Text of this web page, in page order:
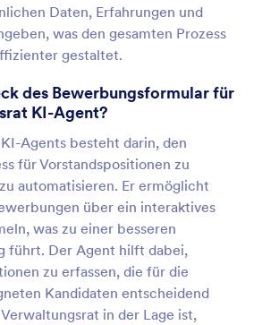
Daten, Erfahrungen und
was den gesamten Prozess
gestaltet.
des Bewerbungsformular für
KI-Agent?
Agents besteht darin, den
für Vorstandspositionen zu
automatisieren. Er ermöglicht
über ein interaktives
was zu einer besseren
führt. Der Agent hilft dabei,
zu erfassen, die für die
Kandidaten entscheidend
in der Lage ist,